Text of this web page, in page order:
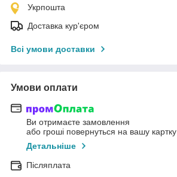
Укрпошта
Доставка кур'єром
Всі умови доставки
Умови оплати
Ви отримаєте замовлення
або гроші повернуться на вашу картку
Детальніше
Післяплата